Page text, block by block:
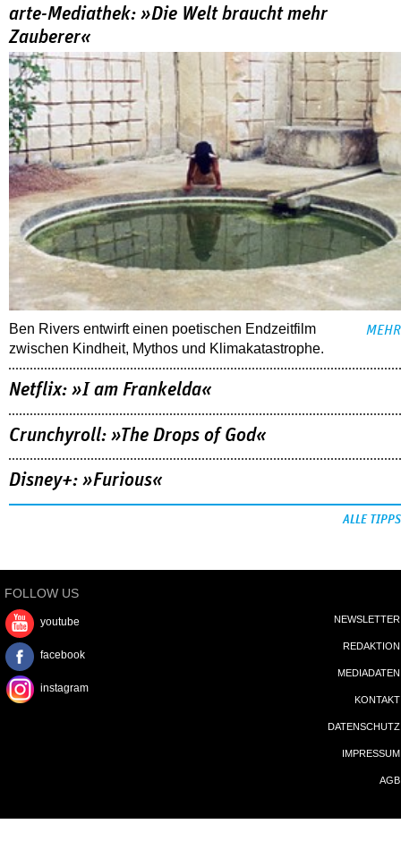
arte-Mediathek: »Die Welt braucht mehr
Zauberer«
Ben Rivers entwirft einen poetischen Endzeitfilm
zwischen Kindheit, Mythos und Klimakatastrophe.
MEHR
Netflix: »I am Frankelda«
Crunchyroll: »The Drops of God«
Disney+: »Furious«
ALLE TIPPS
FOLLOW US
youtube
facebook
instagram
NEWSLETTER
REDAKTION
MEDIADATEN
KONTAKT
DATENSCHUTZ
IMPRESSUM
AGB